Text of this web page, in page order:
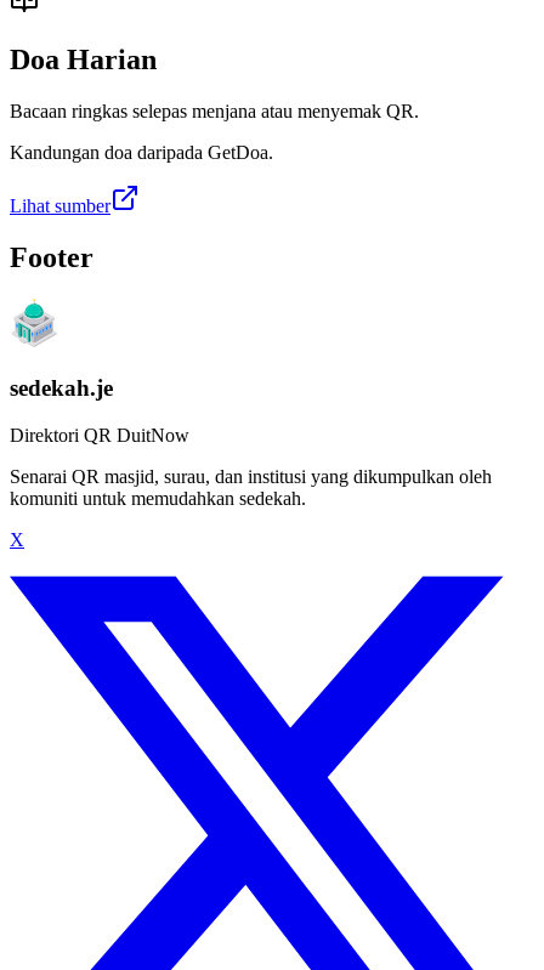
Doa Harian
Bacaan ringkas selepas menjana atau menyemak QR.
Kandungan doa daripada GetDoa.
Lihat sumber
Footer
sedekah.je
Direktori QR DuitNow
Senarai QR masjid, surau, dan institusi yang dikumpulkan oleh
komuniti untuk memudahkan sedekah.
X